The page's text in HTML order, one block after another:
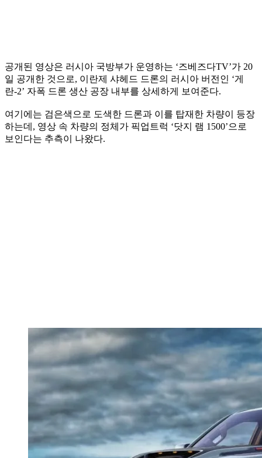
공개된 영상은 러시아 국방부가 운영하는 ‘즈베즈다TV’가 20
일 공개한 것으로, 이란제 샤헤드 드론의 러시아 버전인 ‘게
란-2’ 자폭 드론 생산 공장 내부를 상세하게 보여준다.
여기에는 검은색으로 도색한 드론과 이를 탑재한 차량이 등장
하는데, 영상 속 차량의 정체가 픽업트럭 ‘닷지 램 1500’으로
보인다는 추측이 나왔다.